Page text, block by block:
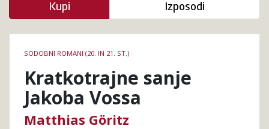
knjige
SODOBNI ROMANI (20. IN 21. ST.)
Kratkotrajne sanje
Jakoba Vossa
Matthias Göritz
Kupi Izposodi